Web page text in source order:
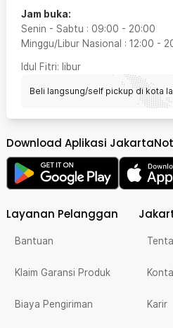
Jam buka:
Senin - Sabtu : 09:00 - 20:00
Minggu/Libur Nasional : 12:00 -
Idul Fitri: libur
Beli langsung/self pickup di kota
Download Aplikasi
Layanan Pelanggan
Bantuan
Klaim Garansi Produk
Biaya Pengiriman Karir